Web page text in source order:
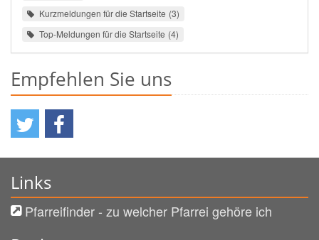
Kurzmeldungen für die Startseite 3
Top-Meldungen für die Startseite 4
Empfehlen Sie uns
Links
Pfarreifinder - zu welcher Pfarrei gehöre ich